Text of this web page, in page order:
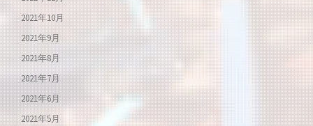
2021年10月
2021年9月
2021年8月
2021年7月
2021年6月
2021年5月